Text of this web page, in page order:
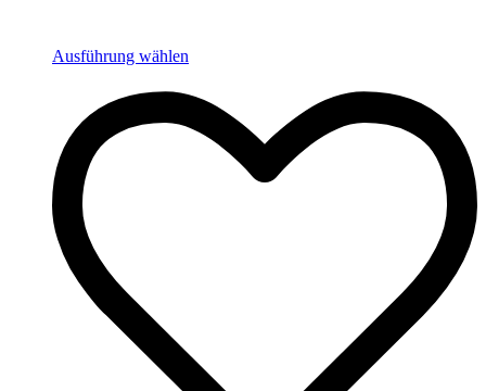
Ausführung wählen